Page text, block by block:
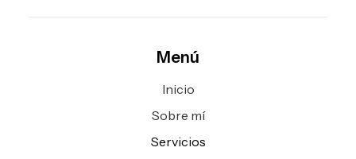
Menú
Inicio
Sobre mí
Servicios